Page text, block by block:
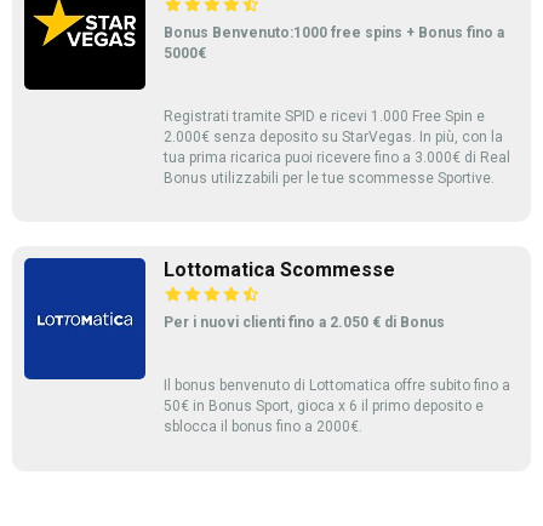
Bonus Benvenuto:1000 free spins + Bonus fino a
5000€
Registrati tramite SPID e ricevi 1.000 Free Spin e
2.000€ senza deposito su StarVegas. In più, con la
tua prima ricarica puoi ricevere fino a 3.000€ di Real
Bonus utilizzabili per le tue scommesse Sportive.
Lottomatica Scommesse
Per i nuovi clienti fino a 2.050 € di Bonus
Il bonus benvenuto di Lottomatica offre subito fino a
50€ in Bonus Sport, gioca x 6 il primo deposito e
sblocca il bonus fino a 2000€.